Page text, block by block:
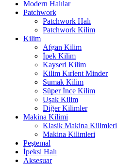
Modern Halılar
Patchwork
Patchwork Halı
Patchwork Kilim
Kilim
Afgan Kilim
İpek Kilim
Kayseri Kilim
Kilim Kırlent Minder
Sumak Kilim
Süper İnce Kilim
Uşak Kilim
Diğer Kilimler
Makina Kilimi
Klasik Makina Kilimleri
Makina Kilimleri
Peştemal
İpeksi Halı
Aksesuar